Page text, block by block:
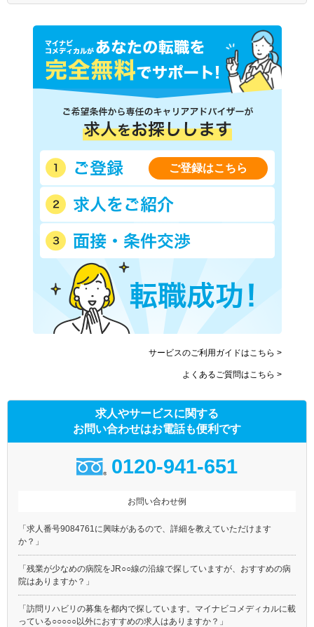
ご登録はこちら
サービスのご利用ガイドはこちら >
よくあるご質問はこちら >
求人やサービスに関する
お問い合わせはお電話も便利です
0120-941-651
お問い合わせ例
「求人番号9084761に興味があるので、詳細を教えていただけます
か？」
「残業が少なめの病院をJR○○線の沿線で探していますが、おすすめの病
院はありますか？」
「訪問リハビリの募集を都内で探しています。マイナビコメディカルに載
っている○○○○○以外におすすめの求人はありますか？」